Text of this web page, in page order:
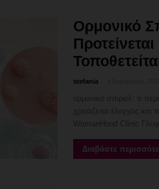
Ορμονικό
stefania
Διαβάστε